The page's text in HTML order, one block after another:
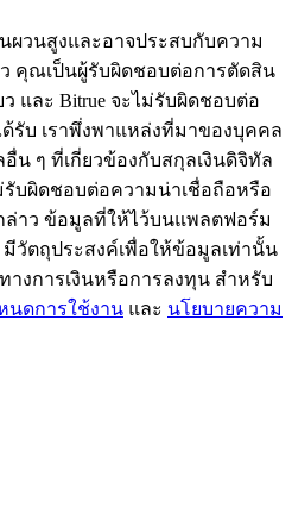
สุดพิเศษ
ผวนสูงและอาจประสบกับความ
ว คุณเป็นผู้รับผิดชอบต่อการตัดสิน
และ Bitrue จะไม่รับผิดชอบต่อ
รับ เราพึ่งพาแหล่งที่มาของบุคคล
น ๆ ที่เกี่ยวข้องกับสกุลเงินดิจิทัล
รับผิดชอบต่อความน่าเชื่อถือหรือ
ล่าว ข้อมูลที่ให้ไว้บนแพลตฟอร์ม
มีวัตถุประสงค์เพื่อให้ข้อมูลเท่านั้น
งการเงินหรือการลงทุน สำหรับ
นดการใช้งาน และ นโยบายความ